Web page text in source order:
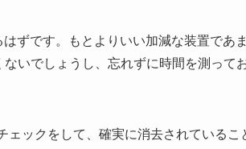
ずです。もとよりいい加減な装置であ
いでしょうし、忘れずに時間を測って
ックをして、確実に消去されているこ